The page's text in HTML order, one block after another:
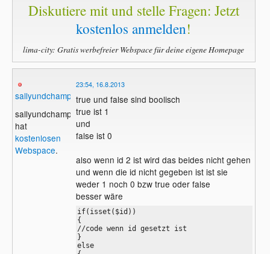
?>
Diskutiere mit und stelle Fragen: Jetzt
kostenlos anmelden!
lima-city: Gratis werbefreier Webspace für deine eigene Homepage
sallyundchamp
sallyundchamp
hat
kostenlosen
Webspace.
23:54, 16.8.2013
true und false sind boolisch
true ist 1
und
false ist 0
also wenn id 2 ist wird das beides nicht gehen
und wenn die id nicht gegeben ist ist sie
weder 1 noch 0 bzw true oder false
besser wäre
if(isset($id))
{
//code wenn id gesetzt ist
}
else